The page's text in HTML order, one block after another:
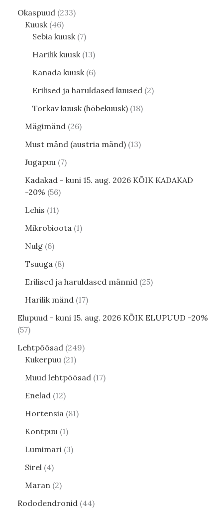
Okaspuud 233
Kuusk 46
Sebia kuusk 7
Harilik kuusk 13
Kanada kuusk 6
Erilised ja haruldased kuused 2
Torkav kuusk (hõbekuusk) 18
Mägimänd 26
Must mänd (austria mänd) 13
Jugapuu 7
Kadakad - kuni 15. aug. 2026 KÕIK KADAKAD
-20% 56
Lehis 11
Mikrobioota 1
Nulg 6
Tsuuga 8
Erilised ja haruldased männid 25
Harilik mänd 17
Elupuud - kuni 15. aug. 2026 KÕIK ELUPUUD -20%
57
Lehtpõõsad 249
Kukerpuu 21
Muud lehtpõõsad 17
Enelad 12
Hortensia 81
Kontpuu 1
Lumimari 3
Sirel 4
Maran 2
Rododendronid 44